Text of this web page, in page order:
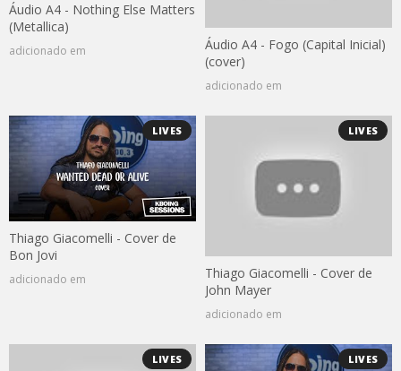
Áudio A4 - Nothing Else Matters
(Metallica)
adicionado em
Áudio A4 - Fogo (Capital Inicial)
(cover)
adicionado em
LIVES
Thiago Giacomelli - Cover de
Bon Jovi
adicionado em
LIVES
Thiago Giacomelli - Cover de
John Mayer
adicionado em
LIVES LIVES